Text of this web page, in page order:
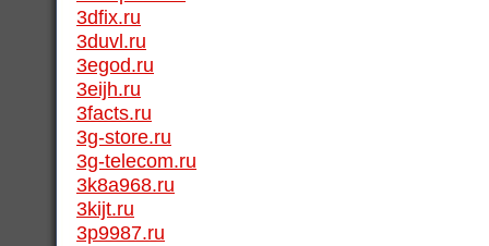
3dfix.ru
3duvl.ru
3egod.ru
3eijh.ru
3facts.ru
3g-store.ru
3g-telecom.ru
3k8a968.ru
3kijt.ru
3p9987.ru